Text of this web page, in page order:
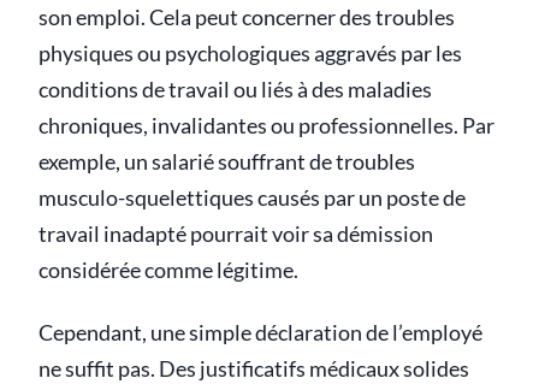
son emploi. Cela peut concerner des troubles
physiques ou psychologiques aggravés par les
conditions de travail ou liés à des maladies
chroniques, invalidantes ou professionnelles. Par
exemple, un salarié souffrant de troubles
musculo-squelettiques causés par un poste de
travail inadapté pourrait voir sa démission
considérée comme légitime.
Cependant, une simple déclaration de l’employé
ne suffit pas. Des justificatifs médicaux solides